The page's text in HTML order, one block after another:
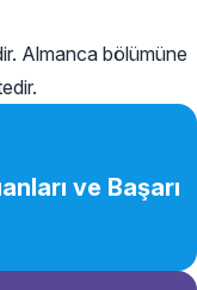
Almanca bölümüne
ve Başarı